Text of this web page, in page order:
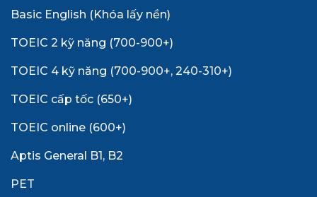
Basic English (Khóa lấy nền)
TOEIC 2 kỹ năng (700-900+)
TOEIC 4 kỹ năng (700-900+, 240-310+)
TOEIC cấp tốc (650+)
TOEIC online (600+)
Aptis General B1, B2
PET